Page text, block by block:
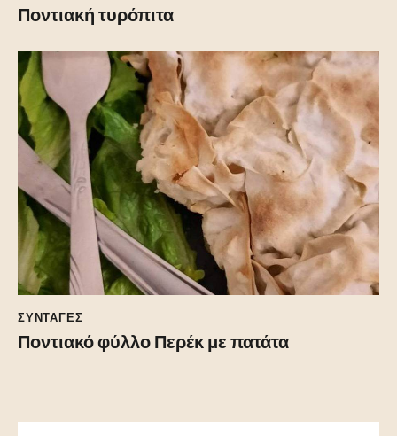
Ποντιακή τυρόπιτα
ΣΥΝΤΑΓΕΣ
Ποντιακό φύλλο Περέκ με πατάτα